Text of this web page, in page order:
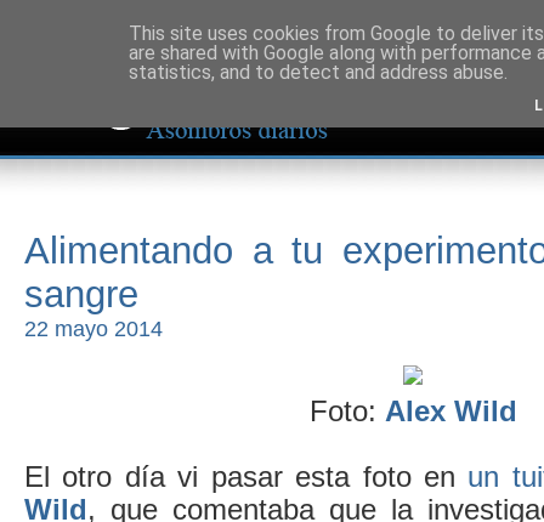
Alimentando a tu
sangre
22 mayo 2014
Foto: Alex Wild
El otro día vi pasar esta foto en un
Wild, que comentaba que la
This site uses cookies from Google to deliver
are shared with Google along with
statistics, and to detect and address abuse.